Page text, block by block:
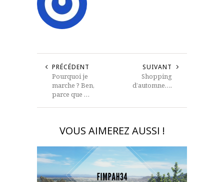
PRÉCÉDENT
Pourquoi je
marche ? Ben,
parce que …
SUIVANT
Shopping
d’automne….
VOUS AIMEREZ AUSSI !